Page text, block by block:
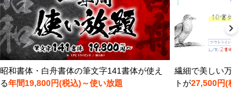
昭和書体・白舟書体の筆文字141書体が使え
る年間19,800円(税込)～使い放題
繊細で美しい万年
トが27,500円(税込)